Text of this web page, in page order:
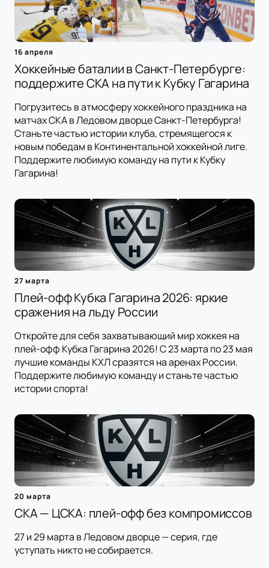
16 апреля
Хоккейные баталии в Санкт-Петербурге:
поддержите СКА на пути к Кубку Гагарина
Погрузитесь в атмосферу хоккейного праздника на
матчах СКА в Ледовом дворце Санкт-Петербурга!
Станьте частью истории клуба, стремящегося к
новым победам в Континентальной хоккейной лиге.
Поддержите любимую команду на пути к Кубку
Гагарина!
27 марта
Плей-офф Кубка Гагарина 2026: яркие
сражения на льду России
Откройте для себя захватывающий мир хоккея на
плей-офф Кубка Гагарина 2026! С 23 марта по 23 мая
лучшие команды КХЛ сразятся на аренах России.
Поддержите любимую команду и станьте частью
истории спорта!
20 марта
СКА — ЦСКА: плей-офф без компромиссов
27 и 29 марта в Ледовом дворце — серия, где
уступать никто не собирается.